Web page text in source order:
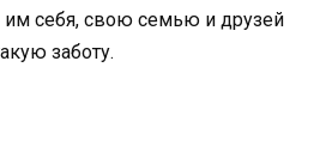
им себя, свою семью и друзей
заботу.